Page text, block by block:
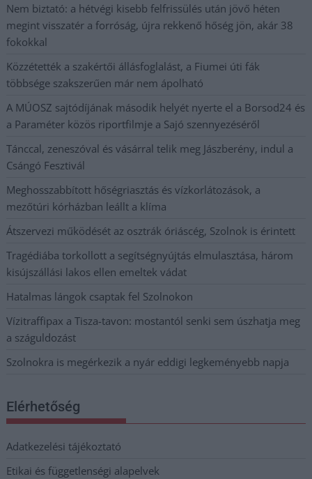
Nem biztató: a hétvégi kisebb felfrissülés után jövő héten
megint visszatér a forróság, újra rekkenő hőség jön, akár 38
fokokkal
Közzétették a szakértői állásfoglalást, a Fiumei úti fák
többsége szakszerűen már nem ápolható
A MÚOSZ sajtódíjának második helyét nyerte el a Borsod24 és
a Paraméter közös riportfilmje a Sajó szennyezéséről
Tánccal, zeneszóval és vásárral telik meg Jászberény, indul a
Csángó Fesztivál
Meghosszabbított hőségriasztás és vízkorlátozások, a
mezőtúri kórházban leállt a klíma
Átszervezi működését az osztrák óriáscég, Szolnok is érintett
Tragédiába torkollott a segítségnyújtás elmulasztása, három
kisújszállási lakos ellen emeltek vádat
Hatalmas lángok csaptak fel Szolnokon
Vízitraffipax a Tisza-tavon: mostantól senki sem úszhatja meg
a száguldozást
Szolnokra is megérkezik a nyár eddigi legkeményebb napja
Elérhetőség
Adatkezelési tájékoztató
Etikai és függetlenségi alapelvek